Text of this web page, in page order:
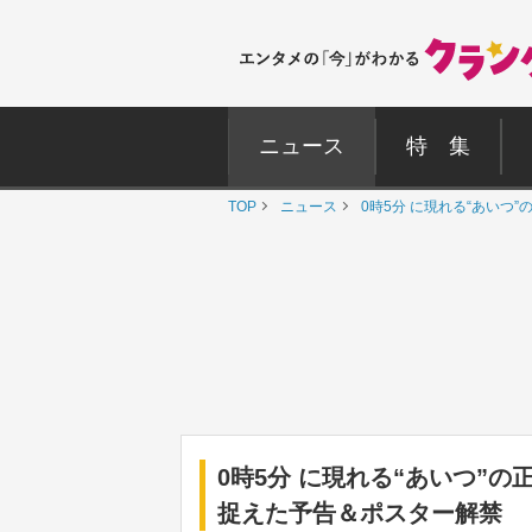
ニュース 特 集
TOP ニュース 0時5分 に現れる“あいつ
0時5分 に現れる“あいつ”
捉えた予告＆ポスター解禁